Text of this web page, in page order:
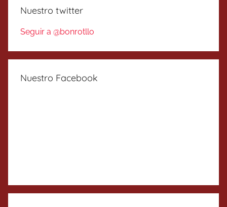
Nuestro twitter
Seguir a @bonrotllo
Nuestro Facebook